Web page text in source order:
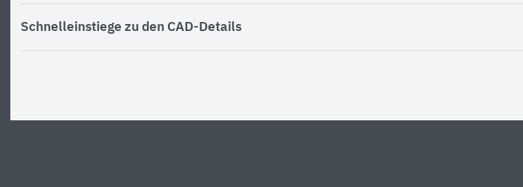
Schnelleinstiege zu den CAD-Details